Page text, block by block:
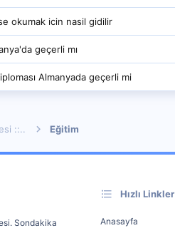
okumak icin nasil gidilir
geçerli mı
Almanyada geçerli mi
::.. Eğitim
Sondakika
Hızlı Linkler
Anasayfa